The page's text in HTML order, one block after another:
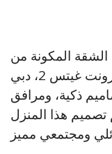
المكونة من
غرفة نوم واحدة في بيتش فرونت غيتس 2، دبي
ذكية، ومرافق
هذا المنزل